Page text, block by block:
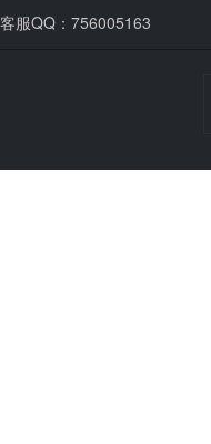
客服QQ：756005163